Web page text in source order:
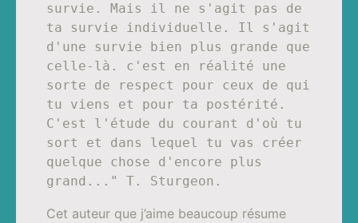
survie. Mais il ne s'agit pas de
ta survie individuelle. Il s'agit
d'une survie bien plus grande que
celle-là. c'est en réalité une
sorte de respect pour ceux de qui
tu viens et pour ta postérité.
C'est l'étude du courant d'où tu
sort et dans lequel tu vas créer
quelque chose d'encore plus
grand..." T. Sturgeon.
Cet auteur que j’aime beaucoup résume